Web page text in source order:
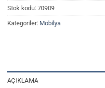
Stok kodu: 70909
Kategoriler: Mobilya
AÇIKLAMA